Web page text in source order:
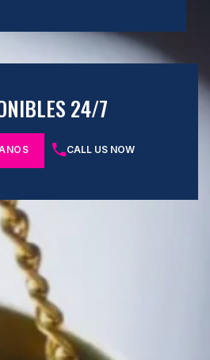
24/7
CALL US NOW